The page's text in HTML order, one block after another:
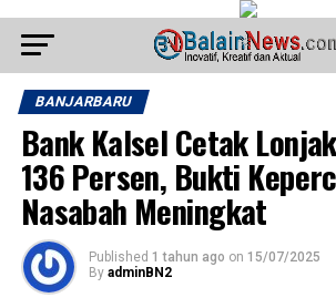
BANJARBARU
Bank Kalsel Cetak
136 Persen, Bukti
Nasabah Meningkat
Published 1 tahun ago on 15/07/2025
By adminBN2